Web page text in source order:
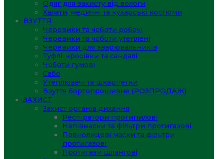
Одяг для захисту від вологи
Халати, медичні та кухарські костюми
ВЗУТТЯ
Черевики та чоботи робочі
Черевики та чоботи утеплені
Черевики для зварювальників
Туфлі, кросівки та сандалі
Чоботи гумові
Сабо
Утеплювачі та шкарпетки
Взуття бортопрошивне (РОЗПРОДАЖ)
ЗАХИСТ
Захист органів дихання
Респіратори протипилові
Напівмаски та фільтри протигазові
Повнолицеві маски та фільтри
протигазові
Протигази шлангові